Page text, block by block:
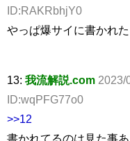
ID:RAKRbhjY0
やっぱ爆サイに書かれた
13: 我流解説.com 2023/
ID:wqPFG77o0
>>12
書かれてるのは見た事